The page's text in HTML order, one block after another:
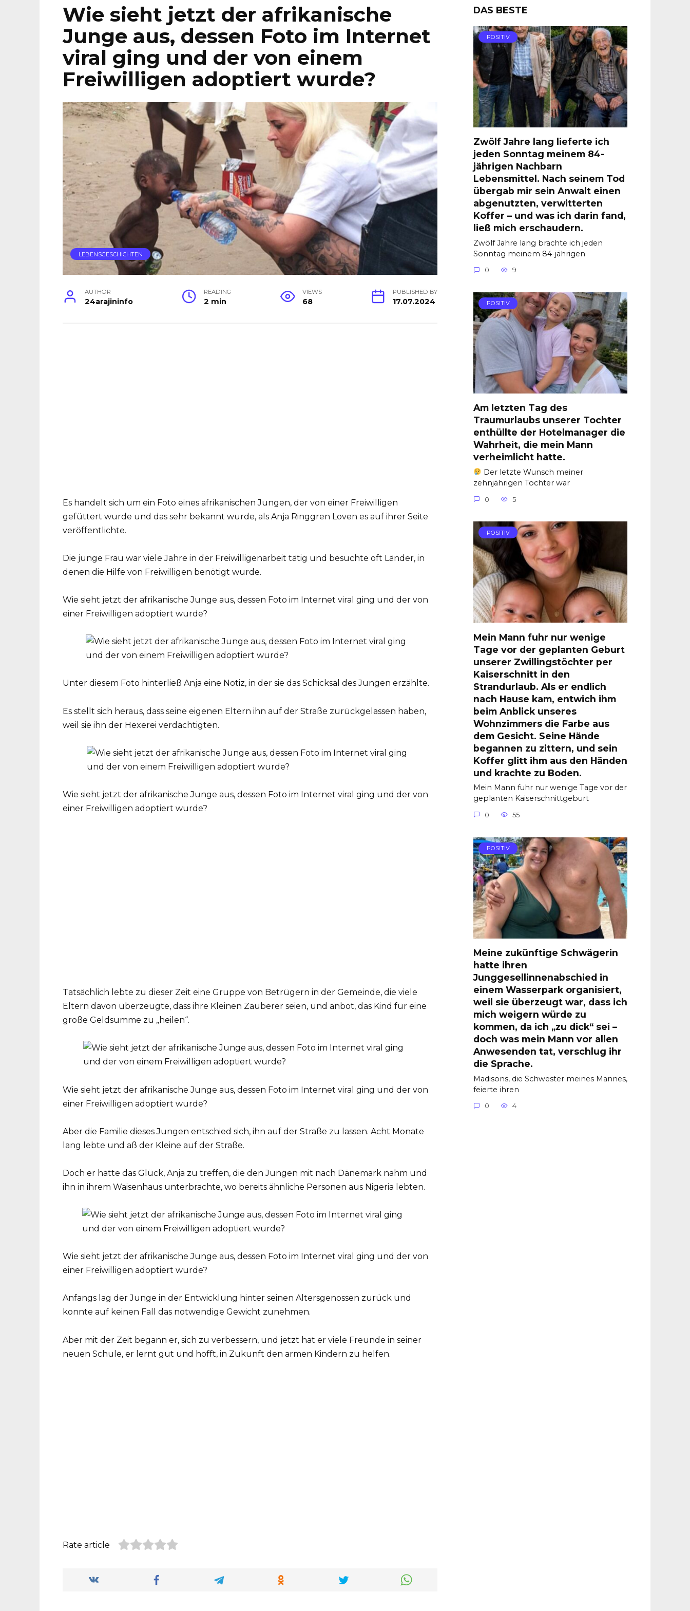
Wie sieht jetzt der afrikanische
Junge aus, dessen Foto im Internet
viral ging und der von einem
Freiwilligen adoptiert wurde?
LEBENSGESCHICHTEN
AUTHOR
24arajininfo
READING
2 min
VIEWS
68
PUBLISHED BY
17.07.2024
Es handelt sich um ein Foto eines afrikanischen Jungen, der von einer Freiwilligen
gefüttert wurde und das sehr bekannt wurde, als Anja Ringgren Loven es auf ihrer Seite
veröffentlichte.
Die junge Frau war viele Jahre in der Freiwilligenarbeit tätig und besuchte oft Länder, in
denen die Hilfe von Freiwilligen benötigt wurde.
Wie sieht jetzt der afrikanische Junge aus, dessen Foto im Internet viral ging und der von
einer Freiwilligen adoptiert wurde?
Unter diesem Foto hinterließ Anja eine Notiz, in der sie das Schicksal des Jungen erzählte.
Es stellt sich heraus, dass seine eigenen Eltern ihn auf der Straße zurückgelassen haben,
weil sie ihn der Hexerei verdächtigten.
Wie sieht jetzt der afrikanische Junge aus, dessen Foto im Internet viral ging und der von
einer Freiwilligen adoptiert wurde?
Tatsächlich lebte zu dieser Zeit eine Gruppe von Betrügern in der Gemeinde, die viele
Eltern davon überzeugte, dass ihre Kleinen Zauberer seien, und anbot, das Kind für eine
große Geldsumme zu „heilen“.
Wie sieht jetzt der afrikanische Junge aus, dessen Foto im Internet viral ging und der von
einer Freiwilligen adoptiert wurde?
Aber die Familie dieses Jungen entschied sich, ihn auf der Straße zu lassen. Acht Monate
lang lebte und aß der Kleine auf der Straße.
Doch er hatte das Glück, Anja zu treffen, die den Jungen mit nach Dänemark nahm und
ihn in ihrem Waisenhaus unterbrachte, wo bereits ähnliche Personen aus Nigeria lebten.
Wie sieht jetzt der afrikanische Junge aus, dessen Foto im Internet viral ging und der von
einer Freiwilligen adoptiert wurde?
Anfangs lag der Junge in der Entwicklung hinter seinen Altersgenossen zurück und
konnte auf keinen Fall das notwendige Gewicht zunehmen.
Aber mit der Zeit begann er, sich zu verbessern, und jetzt hat er viele Freunde in seiner
neuen Schule, er lernt gut und hofft, in Zukunft den armen Kindern zu helfen.
Rate article
DAS BESTE
POSITIV
Zwölf Jahre lang lieferte ich
jeden Sonntag meinem 84-
jährigen Nachbarn
Lebensmittel. Nach seinem Tod
übergab mir sein Anwalt einen
abgenutzten, verwitterten
Koffer – und was ich darin fand,
ließ mich erschaudern.
Zwölf Jahre lang brachte ich jeden
Sonntag meinem 84-jährigen
0 9
POSITIV
Am letzten Tag des
Traumurlaubs unserer Tochter
enthüllte der Hotelmanager die
Wahrheit, die mein Mann
verheimlicht hatte.
Der letzte Wunsch meiner
zehnjährigen Tochter war
0 5
POSITIV
Mein Mann fuhr nur wenige
Tage vor der geplanten Geburt
unserer Zwillingstöchter per
Kaiserschnitt in den
Strandurlaub. Als er endlich
nach Hause kam, entwich ihm
beim Anblick unseres
Wohnzimmers die Farbe aus
dem Gesicht. Seine Hände
begannen zu zittern, und sein
Koffer glitt ihm aus den Händen
und krachte zu Boden.
Mein Mann fuhr nur wenige Tage vor der
geplanten Kaiserschnittgeburt
0 55
POSITIV
Meine zukünftige Schwägerin
hatte ihren
Junggesellinnenabschied in
einem Wasserpark organisiert,
weil sie überzeugt war, dass ich
mich weigern würde zu
kommen, da ich „zu dick“ sei –
doch was mein Mann vor allen
Anwesenden tat, verschlug ihr
die Sprache.
Madisons, die Schwester meines Mannes,
feierte ihren
0 4